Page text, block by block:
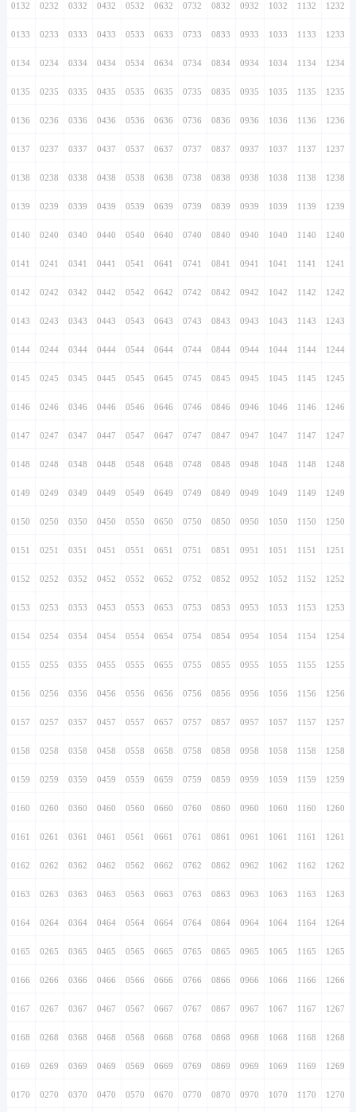
0132 0232 0332 0432 0532 0632 0732 0832 0932 1032 1132 1232
0133 0233 0333 0433 0533 0633 0733 0833 0933 1033 1133 1233
0134 0234 0334 0434 0534 0634 0734 0834 0934 1034 1134 1234
0135 0235 0335 0435 0535 0635 0735 0835 0935 1035 1135 1235
0136 0236 0336 0436 0536 0636 0736 0836 0936 1036 1136 1236
0137 0237 0337 0437 0537 0637 0737 0837 0937 1037 1137 1237
0138 0238 0338 0438 0538 0638 0738 0838 0938 1038 1138 1238
0139 0239 0339 0439 0539 0639 0739 0839 0939 1039 1139 1239
0140 0240 0340 0440 0540 0640 0740 0840 0940 1040 1140 1240
0141 0241 0341 0441 0541 0641 0741 0841 0941 1041 1141 1241
0142 0242 0342 0442 0542 0642 0742 0842 0942 1042 1142 1242
0143 0243 0343 0443 0543 0643 0743 0843 0943 1043 1143 1243
0144 0244 0344 0444 0544 0644 0744 0844 0944 1044 1144 1244
0145 0245 0345 0445 0545 0645 0745 0845 0945 1045 1145 1245
0146 0246 0346 0446 0546 0646 0746 0846 0946 1046 1146 1246
0147 0247 0347 0447 0547 0647 0747 0847 0947 1047 1147 1247
0148 0248 0348 0448 0548 0648 0748 0848 0948 1048 1148 1248
0149 0249 0349 0449 0549 0649 0749 0849 0949 1049 1149 1249
0150 0250 0350 0450 0550 0650 0750 0850 0950 1050 1150 1250
0151 0251 0351 0451 0551 0651 0751 0851 0951 1051 1151 1251
0152 0252 0352 0452 0552 0652 0752 0852 0952 1052 1152 1252
0153 0253 0353 0453 0553 0653 0753 0853 0953 1053 1153 1253
0154 0254 0354 0454 0554 0654 0754 0854 0954 1054 1154 1254
0155 0255 0355 0455 0555 0655 0755 0855 0955 1055 1155 1255
0156 0256 0356 0456 0556 0656 0756 0856 0956 1056 1156 1256
0157 0257 0357 0457 0557 0657 0757 0857 0957 1057 1157 1257
0158 0258 0358 0458 0558 0658 0758 0858 0958 1058 1158 1258
0159 0259 0359 0459 0559 0659 0759 0859 0959 1059 1159 1259
0160 0260 0360 0460 0560 0660 0760 0860 0960 1060 1160 1260
0161 0261 0361 0461 0561 0661 0761 0861 0961 1061 1161 1261
0162 0262 0362 0462 0562 0662 0762 0862 0962 1062 1162 1262
0163 0263 0363 0463 0563 0663 0763 0863 0963 1063 1163 1263
0164 0264 0364 0464 0564 0664 0764 0864 0964 1064 1164 1264
0165 0265 0365 0465 0565 0665 0765 0865 0965 1065 1165 1265
0166 0266 0366 0466 0566 0666 0766 0866 0966 1066 1166 1266
0167 0267 0367 0467 0567 0667 0767 0867 0967 1067 1167 1267
0168 0268 0368 0468 0568 0668 0768 0868 0968 1068 1168 1268
0169 0269 0369 0469 0569 0669 0769 0869 0969 1069 1169 1269
0170 0270 0370 0470 0570 0670 0770 0870 0970 1070 1170 1270